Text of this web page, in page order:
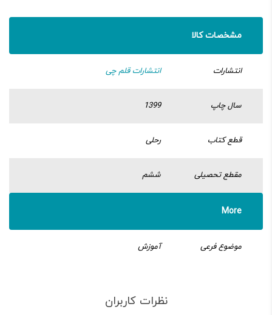
مشخصات کالا
انتشارات انتشارات قلم چی
سال چاپ 1399
قطع کتاب رحلی
مقطع تحصیلی ششم
More
موضوع فرعی آموزش
نظرات کاربران